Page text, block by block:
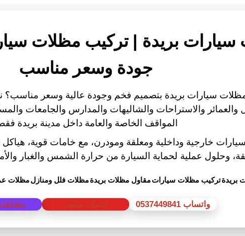
بريدة | تركيب مظلات
جودة وسعر مناسب
سيارات بريدة بتصميم فخم وجودة عالية وسعر
والعمائر والاستراحات والشاليهات والمدارس والجامعات
المواقف الخاصة والعامة داخل مدينة بريدة
خارجية وداخلية ومعلقة ومودرن، مع خامات قوية،
وحلول عملية لحماية السيارة من حرارة الشمس والغبار
بريدةتركيب مظلات سياراتمقاول مظلات بريدةمظلات فلل ومنازلمظلات
واتساب 0537449841 اتصال مباشر